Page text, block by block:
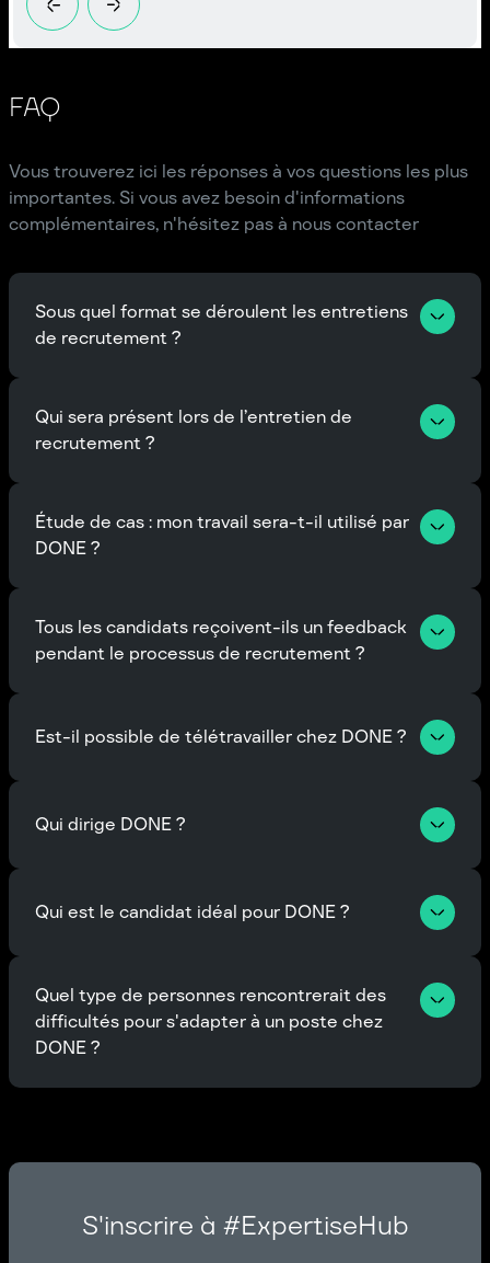
FAQ
Vous trouverez ici les réponses à vos questions les plus
importantes. Si vous avez besoin d'informations
complémentaires, n'hésitez pas à nous contacter
Sous quel format se déroulent les entretiens
de recrutement ?
Qui sera présent lors de l’entretien de
recrutement ?
Étude de cas : mon travail sera-t-il utilisé par
DONE ?
Tous les candidats reçoivent-ils un feedback
pendant le processus de recrutement ?
Est-il possible de télétravailler chez DONE ?
Qui dirige DONE ?
Qui est le candidat idéal pour DONE ?
Quel type de personnes rencontrerait des
difficultés pour s'adapter à un poste chez
DONE ?
S'inscrire à #ExpertiseHub